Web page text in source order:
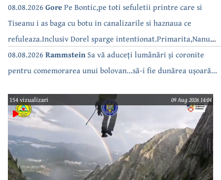
08.08.2026 GorePe Bontic,pe toti sefuletii printre care si
Tiseanu i as baga cu botu in canalizarile si haznaua ce
refuleaza.Inclusiv Dorel sparge intentionat.Primarita,Nanu
bea apa de la robinet.Asta as intreba o si pe Izabel Mitrea
08.08.2026 RammsteinSa vă aduceți lumânări și coronite
pentru comemorarea unui bolovan...să-i fie dunărea ușoară...
154 vizualizari 09 Aug 2026 14:04